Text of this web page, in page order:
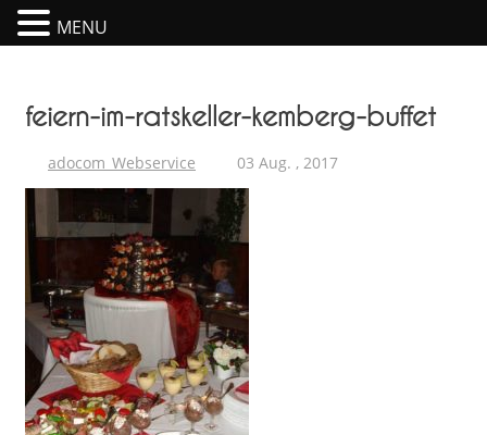
contentfeiern-im-ratskeller-kemberg-buffet
adocom_Webservice 03 Aug. , 2017
MENU